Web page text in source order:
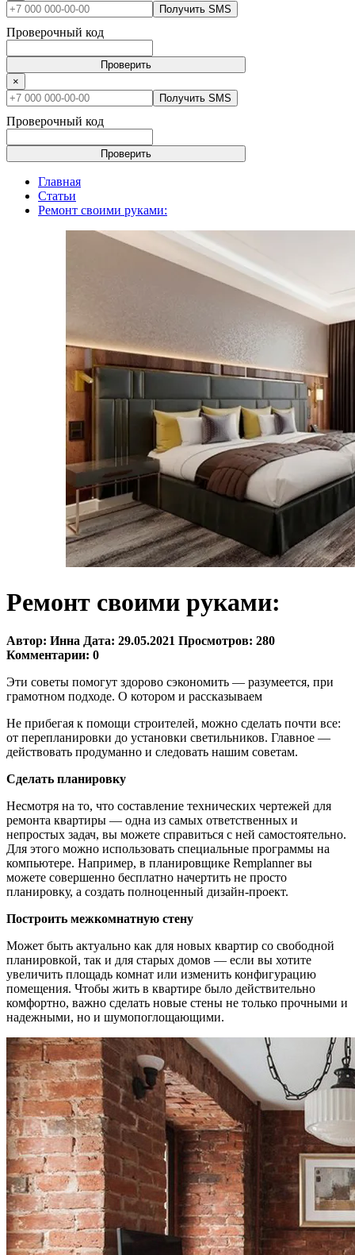
Получить SMS
Проверочный код
Проверить
×
Получить SMS
Проверочный код
Проверить
Главная
Статьи
Ремонт своими руками:
Ремонт своими руками:
Автор: Инна Дата: 29.05.2021 Просмотров: 280
Комментарии: 0
Эти советы помогут здорово сэкономить — разумеется, при
грамотном подходе. О котором и рассказываем
Не прибегая к помощи строителей, можно сделать почти все:
от перепланировки до установки светильников. Главное —
действовать продуманно и следовать нашим советам.
Сделать планировку
Несмотря на то, что составление технических чертежей для
ремонта квартиры — одна из самых ответственных и
непростых задач, вы можете справиться с ней самостоятельно.
Для этого можно использовать специальные программы на
компьютере. Например, в планировщике Remplanner вы
можете совершенно бесплатно начертить не просто
планировку, а создать полноценный дизайн-проект.
Построить межкомнатную стену
Может быть актуально как для новых квартир со свободной
планировкой, так и для старых домов — если вы хотите
увеличить площадь комнат или изменить конфигурацию
помещения. Чтобы жить в квартире было действительно
комфортно, важно сделать новые стены не только прочными и
надежными, но и шумопоглощающими.